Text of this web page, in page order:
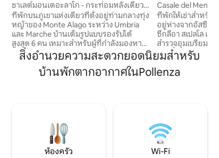
ชาเลต์มอนเตอะลาโก - กระท่อมหลังเดียว
ในอุทยาน
ที่พักบนภูเขาแห่งเดียวที่ตั้งอยู่ท่ามกลางทุ่ง
หญ้าของ Monte Alago ระหว่าง Umbria
และ Marche บ้านเต็มรูปแบบรองรับได้
สูงสุด 6 คน เหมาะสำหรับผู้ที่กำลังมองหา
ธรรมชาติ ความเงียบสงบ ความเป็นส่วนตัว
และอากาศบริสุทธิ์ตามธรรมชาติ รายล้อม
ด้วยทุ่งหญ้า ป่า และเส้นทางเดินป่าเท่านั้น:
Casale del
มเบรีย
ที่พักให้เช่าสำหรั
อยู่ห่างจากอัสซีซีเ
ซีกลีอา สเปลโล แล
สำรวจอุมเบรียมา
อ่างน้ำวน เปลญว
บาร์บีคิวท่ามกลาง
สงบของภูมิทัศน์อุม
สิ่งอำนวยความสะดวกยอดนิยมสำหรับ
บ้านพักตากอากาศในPollenza
ห้องครัว Wi-Fi